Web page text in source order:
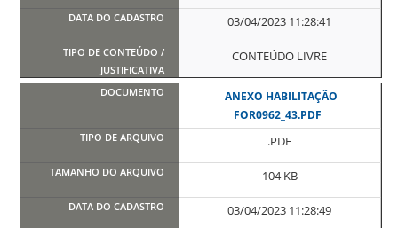
03/04/2023 11:28:41
CONTEÚDO LIVRE
ANEXO HABILITAÇÃO
FOR0962_43.PDF
.PDF
104 KB
03/04/2023 11:28:49